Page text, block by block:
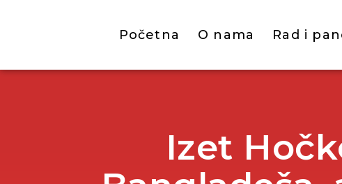
Početna O nama Rad i
Izet